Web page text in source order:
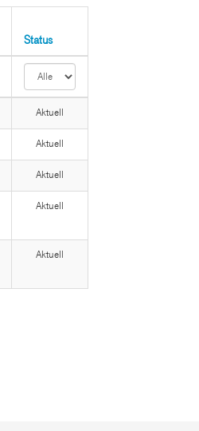
Status
Aktuell
Aktuell
Aktuell
Aktuell
Aktuell